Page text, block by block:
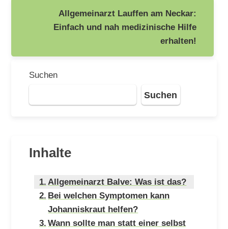
Allgemeinarzt Lauffen am Neckar:
Einfach und nah medizinische Hilfe
erhalten!
Suchen
Suchen
Inhalte
Allgemeinarzt Balve: Was ist das?
Bei welchen Symptomen kann
Johanniskraut helfen?
Wann sollte man statt einer selbst